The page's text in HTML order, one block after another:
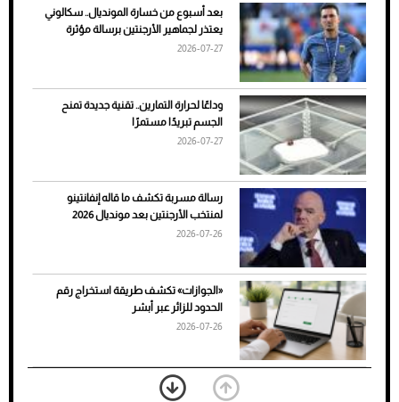
ضعف تبريد مكيف السيارة عند الوقوف.. أشهر
الأسباب والحلول
7 نصائح لاختيار لون البنطلون المناسب للقميص
الأسود
بعد أسبوع من خسارة المونديال.. سكالوني
يعتذر لجماهير الأرجنتين برسالة مؤثرة
2026-07-27
وداعًا لحرارة التمارين.. تقنية جديدة تمنح
الجسم تبريدًا مستمرًا
2026-07-27
رسالة مسربة تكشف ما قاله إنفانتينو
لمنتخب الأرجنتين بعد مونديال 2026
2026-07-26
«الجوازات» تكشف طريقة استخراج رقم
الحدود للزائر عبر أبشر
2026-07-26
بعد 7 أشهر من تعرضه لحادث مروع.. جوشوا